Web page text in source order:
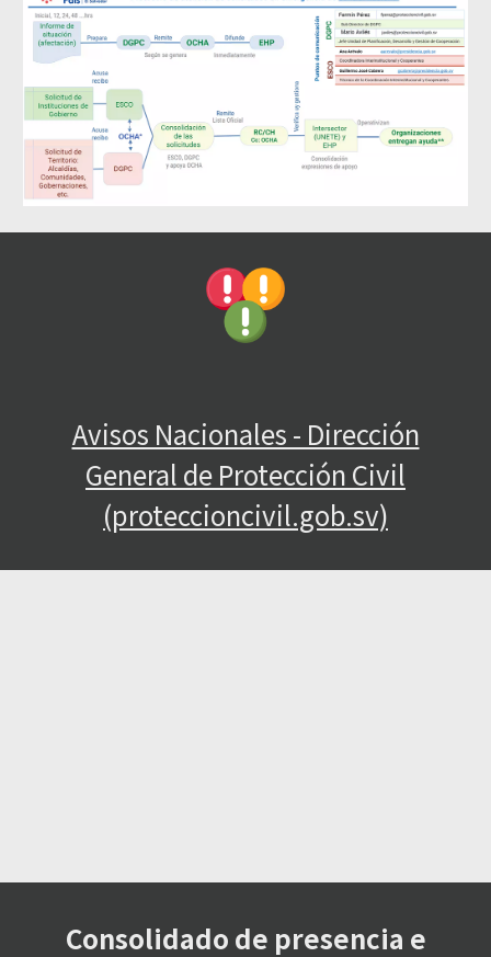
Avisos Nacionales - Dirección
General de Protección Civil
(proteccioncivil.gob.sv)
Consolidado de presencia e